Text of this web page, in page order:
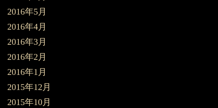
2016年5月
2016年4月
2016年3月
2016年2月
2016年1月
2015年12月
2015年10月